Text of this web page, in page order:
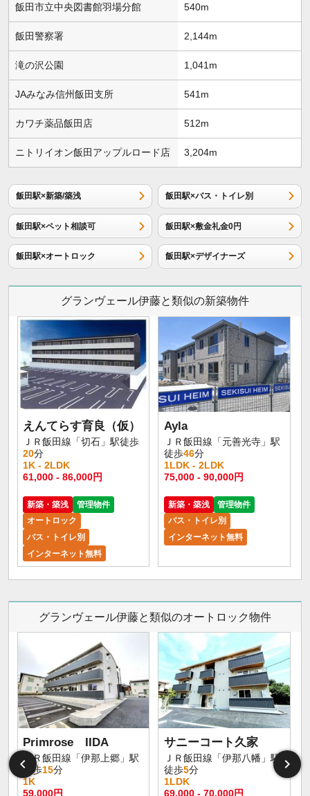
飯田市立中央図書館羽場分館 540m
飯田警察署 2,144m
滝の沢公園 1,041m
JAみなみ信州飯田支所 541m
カワチ薬品飯田店 512m
ニトリイオン飯田アップルロード店 3,204m
飯田駅×新築/築浅 飯田駅×バス・トイレ別
飯田駅×ペット相談可 飯田駅×敷金礼金0円
飯田駅×オートロック 飯田駅×デザイナーズ
グランヴェール伊藤と類似の新築物件
えんてらす育良（仮）
ＪＲ飯田線「切石」駅徒歩
20分
1K - 2LDK
61,000 - 86,000円
新築・築浅
管理物件
オートロック
バス・トイレ別
インターネット無料
Ayla
ＪＲ飯田線「元善光寺」駅
徒歩46分
1LDK - 2LDK
75,000 - 90,000円
新築・築浅
管理物件
バス・トイレ別
インターネット無料
グランヴェール伊藤と類似のオートロック物件
Primrose IIDA
ＪＲ飯田線「伊那上郷」駅
徒歩15分
1K
59,000円
サニーコート久家
ＪＲ飯田線「伊那八幡」駅
徒歩5分
1LDK
69,000 - 70,000円